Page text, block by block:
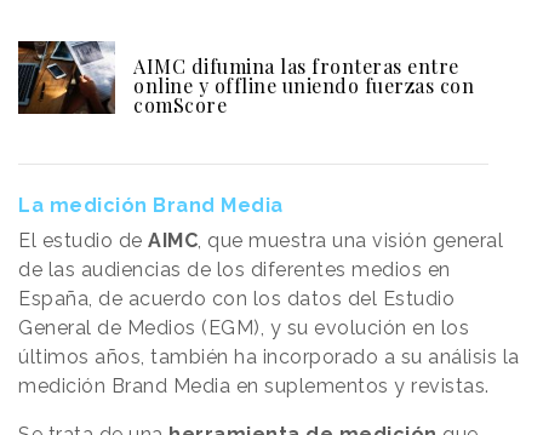
AIMC difumina las fronteras entre
online y offline uniendo fuerzas con
comScore
La medición Brand Media
El estudio de AIMC, que muestra una visión general
de las audiencias de los diferentes medios en
España, de acuerdo con los datos del Estudio
General de Medios (EGM), y su evolución en los
últimos años, también ha incorporado a su análisis la
medición Brand Media en suplementos y revistas.